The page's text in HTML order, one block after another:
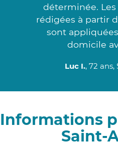
déterminée.
rédigées à partir
sont
domicile
Luc I., 72
Informations
Saint-